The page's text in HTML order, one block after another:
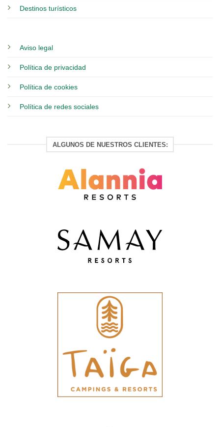
Destinos turísticos
Aviso legal
Política de privacidad
Política de cookies
Política de redes sociales
ALGUNOS DE NUESTROS CLIENTES: